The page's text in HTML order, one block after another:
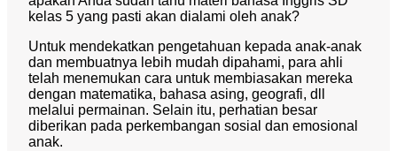
kelas 5 yang pasti akan dialami oleh anak?
Untuk mendekatkan pengetahuan kepada anak-anak
dan membuatnya lebih mudah dipahami, para ahli
telah menemukan cara untuk membiasakan mereka
dengan matematika, bahasa asing, geografi, dll
melalui permainan. Selain itu, perhatian besar
diberikan pada perkembangan sosial dan emosional
anak.